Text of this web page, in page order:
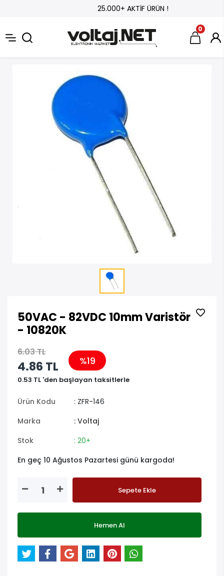
25.000+ AKTİF ÜRÜN !
0
50VAC - 82VDC 10mm Varistör
- 10820K
6.03 TL
4.86 TL %19
0.53 TL 'den başlayan taksitlerle
Ürün Kodu
: ZFR-146
Marka
: Voltaj
Stok
: 20+
En geç 10 Ağustos Pazartesi günü kargoda!
Sepete Ekle
Hemen Al